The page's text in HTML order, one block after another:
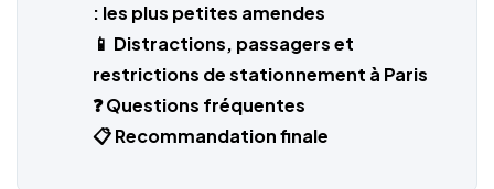
: les plus petites amendes
📱 Distractions, passagers et
restrictions de stationnement à Paris
❓ Questions fréquentes
📋 Recommandation finale